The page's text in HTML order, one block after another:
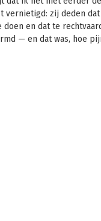
vernietigd: zij deden
en dat te
— en dat was, hoe